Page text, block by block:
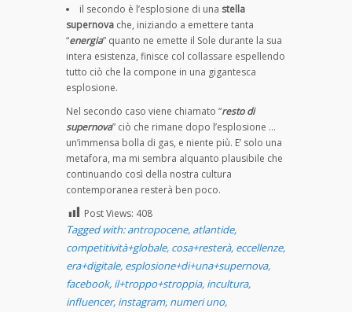
il secondo è l’esplosione di una stella
supernova che, iniziando a emettere tanta
“energia” quanto ne emette il Sole durante la sua
intera esistenza, finisce col collassare espellendo
tutto ciò che la compone in una gigantesca
esplosione.
Nel secondo caso viene chiamato “resto di
supernova” ciò che rimane dopo l’esplosione …
un’immensa bolla di gas, e niente più. E’ solo una
metafora, ma mi sembra alquanto plausibile che
continuando così della nostra cultura
contemporanea resterà ben poco.
Post Views: 408
Tagged with: antropocene, atlantide,
competitività+globale, cosa+resterà, eccellenze,
era+digitale, esplosione+di+una+supernova,
facebook, il+troppo+stroppia, incultura,
influencer, instagram, numeri uno,